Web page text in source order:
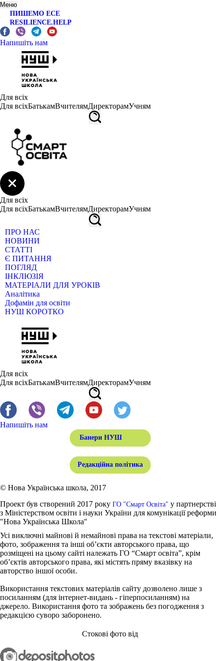
Меню
ПИШЕМО ЕСЕ
RESILIENCE.HELP
Напишіть нам
Для всіх
Для всіхБатькамВчителямДиректорамУчням
Для всіх
Для всіхБатькамВчителямДиректорамУчням
ПРО НАС
НОВИНИ
СТАТТІ
Є ПИТАННЯ
ПОГЛЯД
ІНКЛЮЗІЯ
МАТЕРІАЛИ ДЛЯ УРОКІВ
Аналітика
Дофамін для освіти
НУШ КОРОТКО
Для всіх
Для всіхБатькамВчителямДиректорамУчням
Напишіть нам
Банери НУШ
Редакційна політика
© Нова Українська школа, 2017
Проект був створений 2017 року ГО "Смарт Освіта" у партнерстві
з Міністерством освіти і науки України для комунікації реформи
"Нова Українська Школа"
Усі виключні майнові й немайнові права на текстові матеріали,
фото, зображення та інші об’єкти авторського права, що
розміщені на цьому сайті належать ГО “Смарт освіта”, крім
об’єктів авторського права, які містять пряму вказівку на
авторство іншої особи.
Використання текстових матеріалів сайту дозволено лише з
посиланням (для інтернет-видань - гіперпосиланням) на
джерело. Використання фото та зображень без погодження з
редакцією суворо заборонено.
Стокові фото від